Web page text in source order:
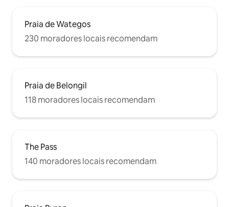
Praia de Wategos
230 moradores locais recomendam
Praia de Belongil
118 moradores locais recomendam
The Pass
140 moradores locais recomendam